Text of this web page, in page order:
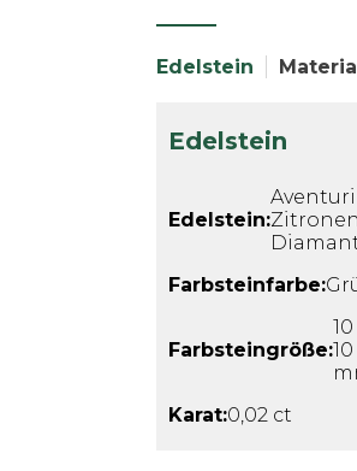
Edelstein
Edelstein
Edelstein:
Farbsteinfarbe:
Farbsteingröße:10
Karat:0,02 ct